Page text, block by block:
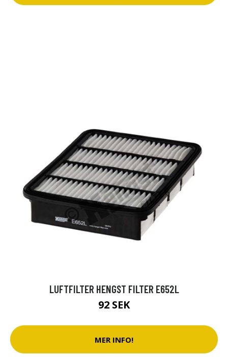
LUFTFILTER HENGST FILTER E652L
92 SEK
MER INFO!